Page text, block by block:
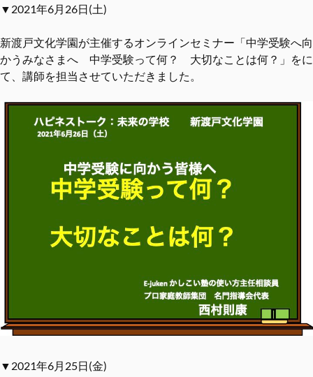
▼2021年6月26日(土)
新渡戸文化学園が主催するオンラインセミナー「中学受験へ向
かうみなさまへ 中学受験って何？ 大切なことは何？」をに
て、講師を担当させていただきました。
▼2021年6月25日(金)